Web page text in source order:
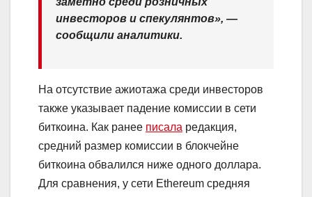
инвесторов и спекулянтов», —
сообщили аналитики.
На отсутствие ажиотажа среди инвесторов
также указывает падение комиссии в сети
биткоина. Как ранее писала редакция,
средний размер комиссии в блокчейне
биткоина обвалился ниже одного доллара.
Для сравнения, у сети Ethereum средняя